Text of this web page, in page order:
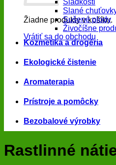
Žiadne produkty v košíku.
Vrátiť sa do obchodu
Sladkosti
Slané
Sušené plody
Živočíšne
Kozmetika a drogéria
Ekologické čistenie
Aromaterapia
Prístroje a pomôcky
Bezobalové výrobky
Rastlinné